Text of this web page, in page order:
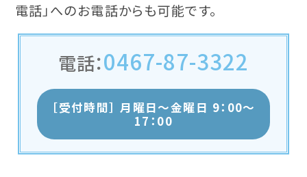
電話」へのお電話からも可能です。
電話：0467-87-3322
［受付時間］ 月曜日〜金曜日 9：00〜
17：00